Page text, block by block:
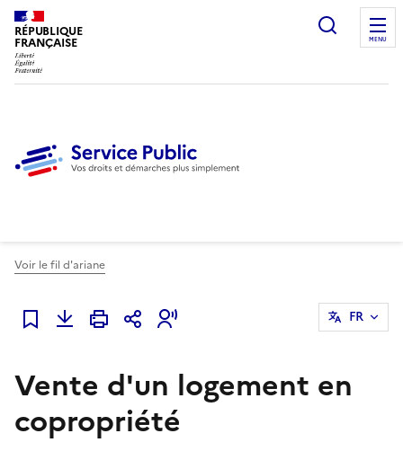
RÉPUBLIQUE
FRANÇAISE
Ouvrir
MENU
Voir le fil d'ariane
Ajouter à mes favoris
FR
Vente d'un logement en
copropriété